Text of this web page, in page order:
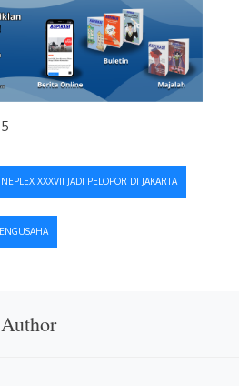
XXXVII JADI PELOPOR DI JAKARTA